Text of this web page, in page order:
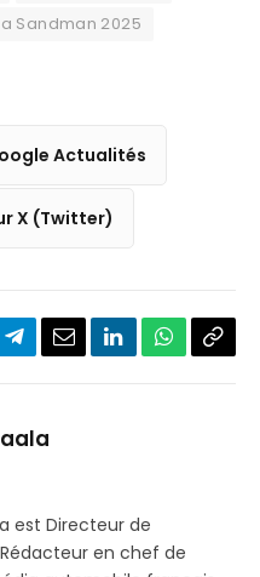
Sandman 2025
Actualités
X (Twitter)
Partager
Telegram
EmailLinkedInWhatsApp
est Directeur de
en chef de